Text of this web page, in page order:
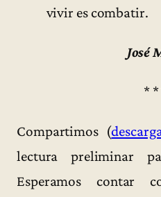
vivir es combatir.
José
*
Compartimos (
lectura preliminar
Esperamos contar